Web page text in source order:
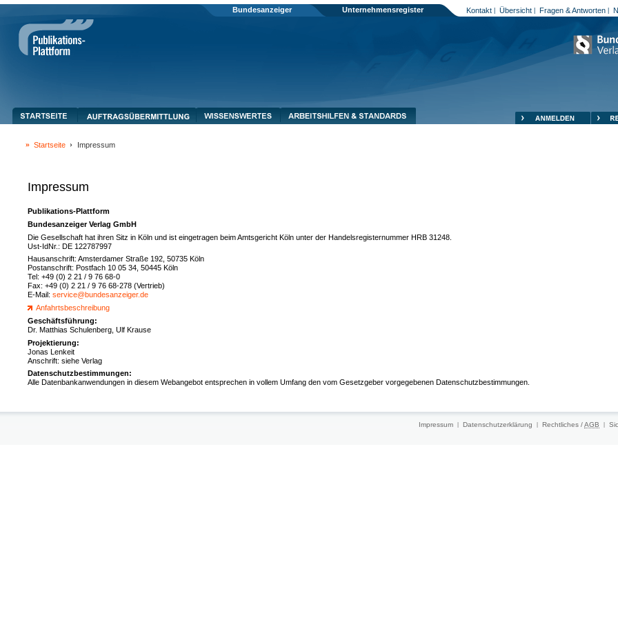
Kontakt Übersicht Fragen & Antworten
Bundesanzeiger Unternehmensregister
Startseite Impressum
Impressum
Publikations-Plattform
Bundesanzeiger Verlag GmbH
Die Gesellschaft hat ihren Sitz in Köln und ist eingetragen beim Amtsgericht Köln unter der Handelsregisternummer HRB 31248.
Ust-IdNr.: DE 122787997
Hausanschrift: Amsterdamer Straße 192, 50735 Köln
Postanschrift: Postfach 10 05 34, 50445 Köln
Tel: +49 (0) 2 21 / 9 76 68-0
Fax: +49 (0) 2 21 / 9 76 68-278 (Vertrieb)
E-Mail: service@bundesanzeiger.de
Anfahrtsbeschreibung
Geschäftsführung:
Dr. Matthias Schulenberg, Ulf Krause
Projektierung:
Jonas Lenkeit
Anschrift: siehe Verlag
Datenschutzbestimmungen:
Alle Datenbankanwendungen in diesem Webangebot entsprechen in vollem Umfang den vom Gesetzgeber vorgegebenen Datenschutzbestimmungen.
Impressum Datenschutzerklärung Rechtliches /AGB